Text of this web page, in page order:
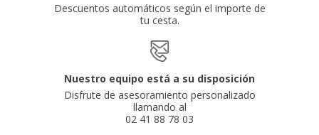
Descuentos automáticos según el importe de
tu cesta.
Nuestro equipo está a su disposición
Disfrute de asesoramiento personalizado
llamando al
02 41 88 78 03